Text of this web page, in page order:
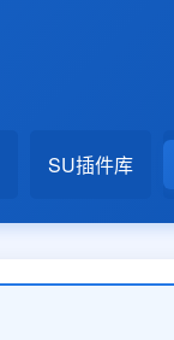
SU插件库